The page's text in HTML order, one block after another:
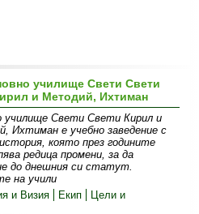
училище Свети Свети
и Методий, Ихтиман
училище Свети Свети Кирил и
Ихтиман е учебно заведение с
която през годините
редица промени, за да
до днешния си статут.
на учили
и Визия Екип
Цели и